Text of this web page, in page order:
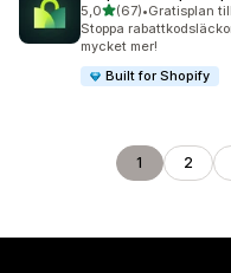
5,0av 5 stjärnor
(67)
67 recensioner totalt
•Gratisplan
Stoppa
mycket mer!
Built for Shopify
1 2